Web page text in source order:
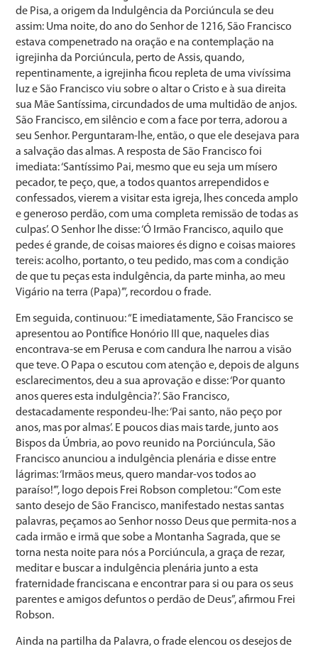
de Pisa, a origem da Indulgência da Porciúncula se deu
assim: Uma noite, do ano do Senhor de 1216, São Francisco
estava compenetrado na oração e na contemplação na
igrejinha da Porciúncula, perto de Assis, quando,
repentinamente, a igrejinha ficou repleta de uma vivíssima
luz e São Francisco viu sobre o altar o Cristo e à sua direita
sua Mãe Santíssima, circundados de uma multidão de anjos.
São Francisco, em silêncio e com a face por terra, adorou a
seu Senhor. Perguntaram-lhe, então, o que ele desejava para
a salvação das almas. A resposta de São Francisco foi
imediata: ‘Santíssimo Pai, mesmo que eu seja um mísero
pecador, te peço, que, a todos quantos arrependidos e
confessados, vierem a visitar esta igreja, lhes conceda amplo
e generoso perdão, com uma completa remissão de todas as
culpas’. O Senhor lhe disse: ‘Ó Irmão Francisco, aquilo que
pedes é grande, de coisas maiores és digno e coisas maiores
tereis: acolho, portanto, o teu pedido, mas com a condição
de que tu peças esta indulgência, da parte minha, ao meu
Vigário na terra (Papa)’”, recordou o frade.
Em seguida, continuou: “E imediatamente, São Francisco se
apresentou ao Pontífice Honório III que, naqueles dias
encontrava-se em Perusa e com candura lhe narrou a visão
que teve. O Papa o escutou com atenção e, depois de alguns
esclarecimentos, deu a sua aprovação e disse: ‘Por quanto
anos queres esta indulgência?’. São Francisco,
destacadamente respondeu-lhe: ‘Pai santo, não peço por
anos, mas por almas’. E poucos dias mais tarde, junto aos
Bispos da Úmbria, ao povo reunido na Porciúncula, São
Francisco anunciou a indulgência plenária e disse entre
lágrimas: ‘Irmãos meus, quero mandar-vos todos ao
paraíso!’”, logo depois Frei Robson completou: “Com este
santo desejo de São Francisco, manifestado nestas santas
palavras, peçamos ao Senhor nosso Deus que permita-nos a
cada irmão e irmã que sobe a Montanha Sagrada, que se
torna nesta noite para nós a Porciúncula, a graça de rezar,
meditar e buscar a indulgência plenária junto a esta
fraternidade franciscana e encontrar para si ou para os seus
parentes e amigos defuntos o perdão de Deus”, afirmou Frei
Robson.
Ainda na partilha da Palavra, o frade elencou os desejos de